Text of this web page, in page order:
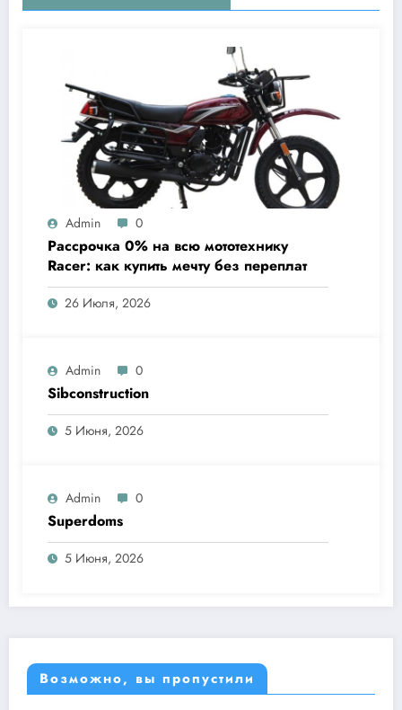
Admin 0
Рассрочка 0% на всю мототехнику
Racer: как купить мечту без переплат
26 Июля, 2026
Admin 0
Sibconstruction
5 Июня, 2026
Admin 0
Superdoms
5 Июня, 2026
Возможно, вы пропустили